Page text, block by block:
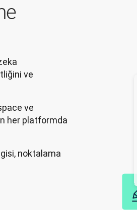
ve
ve
her platformda
noktalama